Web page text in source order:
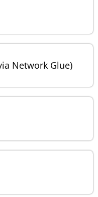
Network Glue)